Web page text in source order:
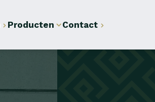
Producten Contact